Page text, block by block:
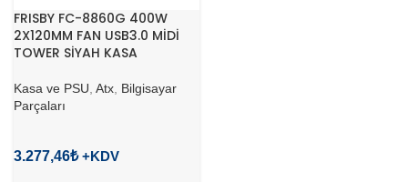
FRISBY FC-8860G 400W
2X120MM FAN USB3.0 MİDİ
TOWER SİYAH KASA
Kasa ve PSU Atx Bilgisayar
Parçaları
3.277,46₺